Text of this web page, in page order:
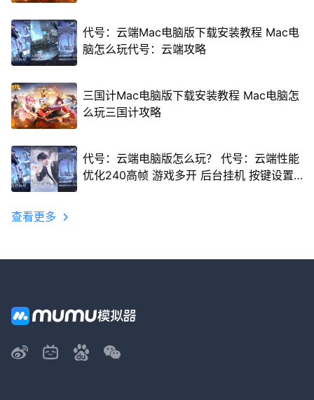
代号：云端Mac电脑版下载安装教程 Mac电
脑怎么玩代号：云端攻略
三国计Mac电脑版下载安装教程 Mac电脑怎
么玩三国计攻略
代号：云端电脑版怎么玩？ 代号：云端性能
优化240高帧 游戏多开 后台挂机 按键设置
查看更多